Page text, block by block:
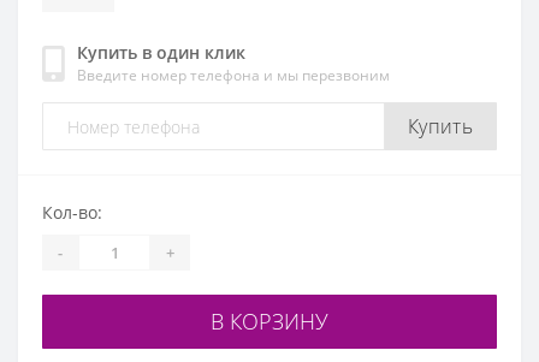
Купить в один клик
Введите номер телефона и мы перезвоним
Купить
Кол-во:
- +
В КОРЗИНУ